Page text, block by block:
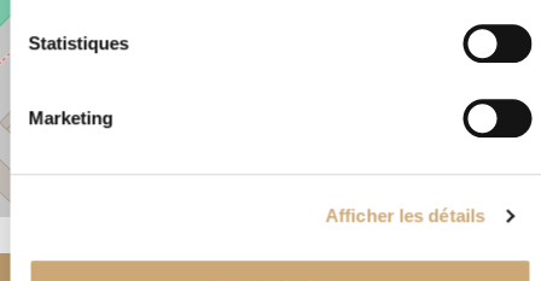
Statistiques
Marketing
Afficher les détails
Leaflet OpenStreetMap